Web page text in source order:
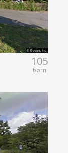
105
børn